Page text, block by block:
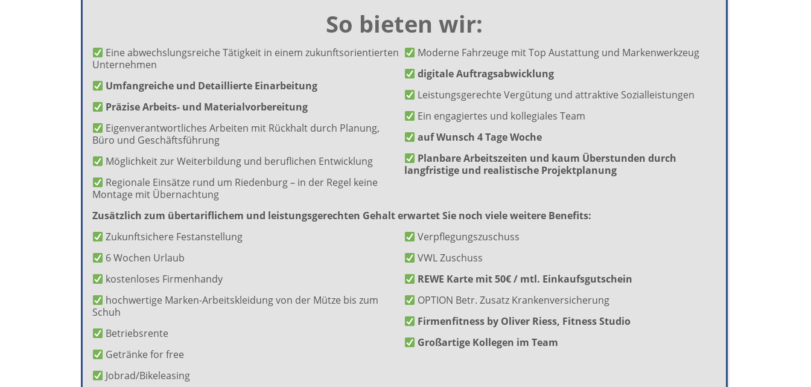
So bieten wir:
Eine abwechslungsreiche Tätigkeit in einem zukunftsorientierten
Unternehmen
Umfangreiche und Detaillierte Einarbeitung
Präzise Arbeits- und Materialvorbereitung
Eigenverantwortliches Arbeiten mit Rückhalt durch Planung,
Büro und Geschäftsführung
Möglichkeit zur Weiterbildung und beruflichen Entwicklung
Regionale Einsätze rund um Riedenburg – in der Regel keine
Montage mit Übernachtung
Moderne Fahrzeuge mit Top Austattung und Markenwerkzeug
digitale Auftragsabwicklung
Leistungsgerechte Vergütung und attraktive Sozialleistungen
Ein engagiertes und kollegiales Team
auf Wunsch 4 Tage Woche
Planbare Arbeitszeiten und kaum Überstunden durch
langfristige und realistische Projektplanung
Zusätzlich zum übertariflichem und leistungsgerechten Gehalt erwartet Sie noch viele weitere Benefits:
Zukunftsichere Festanstellung
6 Wochen Urlaub
kostenloses Firmenhandy
hochwertige Marken-Arbeitskleidung von der Mütze bis zum
Schuh
Betriebsrente
Getränke for free
Jobrad/Bikeleasing
Verpflegungszuschuss
VWL Zuschuss
REWE Karte mit 50€ / mtl. Einkaufsgutschein
OPTION Betr. Zusatz Krankenversicherung
Firmenfitness by Oliver Riess, Fitness Studio
Großartige Kollegen im Team